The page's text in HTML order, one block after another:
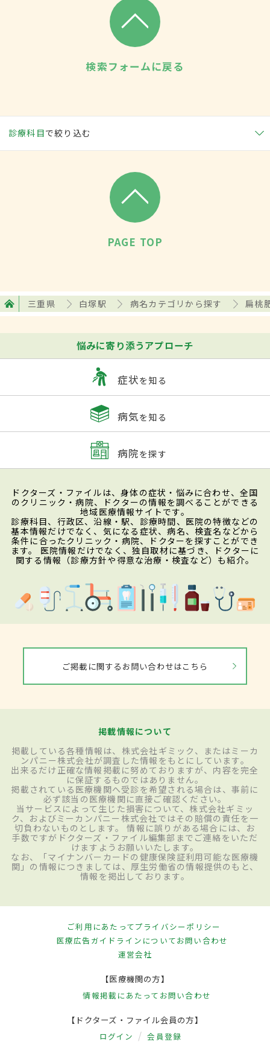
検索フォームに戻る
診療科目で絞り込む
PAGE TOP
三重県 白塚駅 病名カテゴリから探す 扁桃
悩みに寄り添うアプローチ
症状を知る
病気を知る
病院を探す
ドクターズ・ファイルは、身体の症状・悩みに合わせ、全国
のクリニック・病院、ドクターの情報を調べることができる
地域医療情報サイトです。
診療科目、行政区、沿線・駅、診療時間、医院の特徴などの
基本情報だけでなく、気になる症状、病名、検査名などから
条件に合ったクリニック・病院、ドクターを探すことができ
ます。 医院情報だけでなく、独自取材に基づき、ドクターに
関する情報（診療方針や得意な治療・検査など）も紹介。
ご掲載に関するお問い合わせはこちら
掲載情報について
掲載している各種情報は、株式会社ギミック、またはミーカ
ンパニー株式会社が調査した情報をもとにしています。
出来るだけ正確な情報掲載に努めておりますが、内容を完全
に保証するものではありません。
掲載されている医療機関へ受診を希望される場合は、事前に
必ず該当の医療機関に直接ご確認ください。
当サービスによって生じた損害について、株式会社ギミッ
ク、およびミーカンパニー株式会社ではその賠償の責任を一
切負わないものとします。 情報に誤りがある場合には、お
手数ですがドクターズ・ファイル編集部までご連絡をいただ
けますようお願いいたします。
なお、「マイナンバーカードの健康保険証利用可能な医療機
関」の情報につきましては、厚生労働省の情報提供のもと、
情報を掲出しております。
ご利用にあたってプライバシーポリシー
医療広告ガイドラインについてお問い合わせ
運営会社
【医療機関の方】
情報掲載にあたって お問い合わせ
【ドクターズ・ファイル会員の方】
ログイン 会員登録